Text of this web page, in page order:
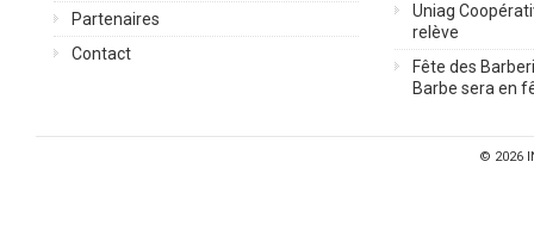
Partenaires
Contact
Uniag
relève
Fête des
Barbe sera en
© 2026